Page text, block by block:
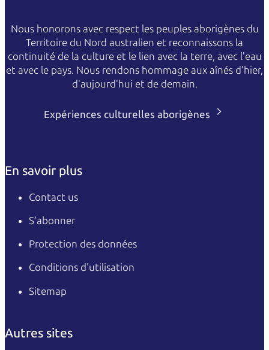
Nous honorons avec respect les peuples aborigènes du
Territoire du Nord australien et reconnaissons la
continuité de la culture et le lien avec la terre, avec l'eau
et avec le pays. Nous rendons hommage aux aînés d'hier,
d'aujourd'hui et de demain.
Expériences culturelles aborigènes
En savoir plus
Contact us
S’abonner
Protection des données
Conditions d'utilisation
Sitemap
Autres sites